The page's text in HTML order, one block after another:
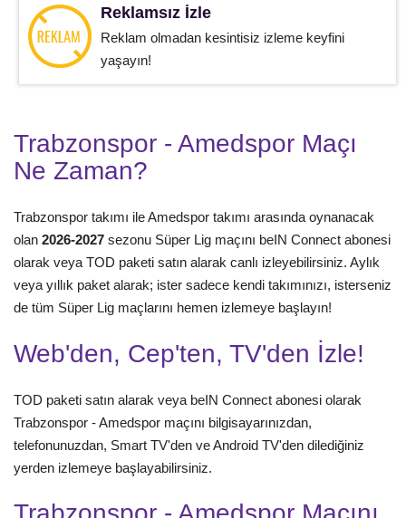
Reklamsız İzle
Reklam olmadan kesintisiz izleme keyfini
yaşayın!
Trabzonspor - Amedspor Maçı
Ne Zaman?
Trabzonspor takımı ile Amedspor takımı arasında oynanacak
olan 2026-2027 sezonu Süper Lig maçını beIN Connect abonesi
olarak veya TOD paketi satın alarak canlı izleyebilirsiniz. Aylık
veya yıllık paket alarak; ister sadece kendi takımınızı, isterseniz
de tüm Süper Lig maçlarını hemen izlemeye başlayın!
Web'den, Cep'ten, TV'den İzle!
TOD paketi satın alarak veya beIN Connect abonesi olarak
Trabzonspor - Amedspor maçını bilgisayarınızdan,
telefonunuzdan, Smart TV'den ve Android TV'den dilediğiniz
yerden izlemeye başlayabilirsiniz.